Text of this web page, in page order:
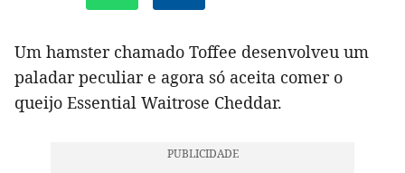
Um hamster chamado Toffee desenvolveu um
paladar peculiar e agora só aceita comer o
queijo Essential Waitrose Cheddar.